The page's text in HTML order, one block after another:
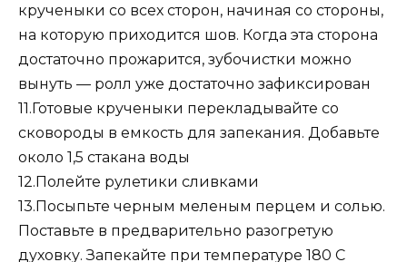
крученыки со всех сторон, начиная со стороны,
на которую приходится шов. Когда эта сторона
достаточно прожарится, зубочистки можно
вынуть — ролл уже достаточно зафиксирован
11.Готовые крученыки перекладывайте со
сковороды в емкость для запекания. Добавьте
около 1,5 стакана воды
12.Полейте рулетики сливками
13.Посыпьте черным меленым перцем и солью.
Поставьте в предварительно разогретую
духовку. Запекайте при температуре 180 С